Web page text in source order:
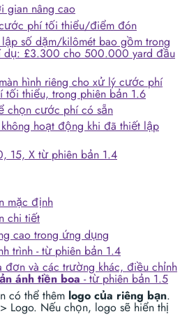
gian nâng cao
phí tối thiểu/điểm đón
số dặm/kilômét bao gồm trong
dụ: £3.300 cho 500.000 yard đầu
hình riêng cho xử lý cước phí
thiểu, trong phiên bản 1.6
chọn cước phí có sẵn
hoạt động khi đã thiết lập
15, X từ phiên bản 1.4
mặc định
chi tiết
cao trong ứng dụng
trình - từ phiên bản 1.4
đơn và các trường khác, điều chỉnh
ánh tiền boa - từ phiên bản 1.5
có thể thêm logo của riêng bạn.
Logo. Nếu chọn, logo sẽ hiển thị